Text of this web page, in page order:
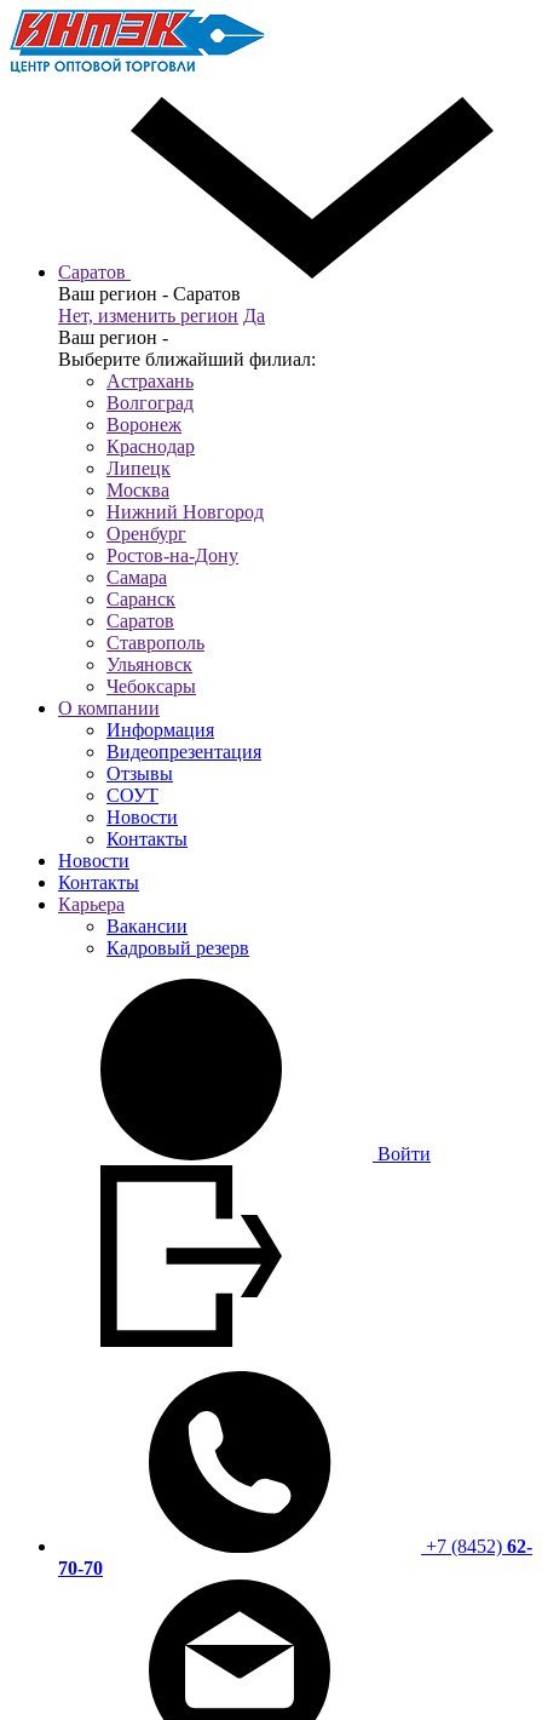
Саратов
Ваш регион - Саратов
Нет, изменить регион Да
Ваш регион -
Выберите ближайший филиал:
Астрахань
Волгоград
Воронеж
Краснодар
Липецк
Москва
Нижний Новгород
Оренбург
Ростов-на-Дону
Самара
Саранск
Саратов
Ставрополь
Ульяновск
Чебоксары
О компании
Информация
Видеопрезентация
Отзывы
СОУТ
Новости
Контакты
Новости
Контакты
Карьера
Вакансии
Кадровый резерв
Войти
+7 (8452) 62-
70-70